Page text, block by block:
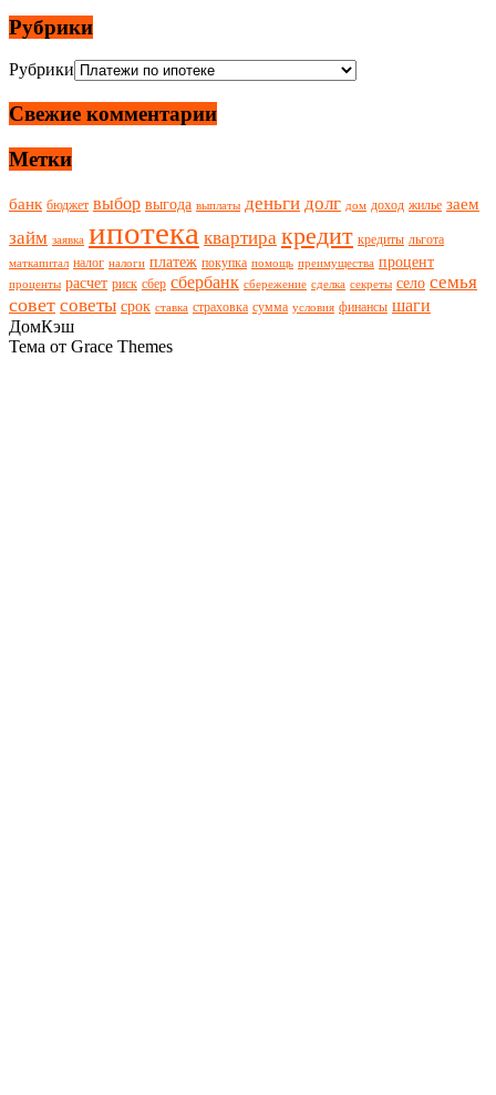
Рубрики
Рубрики
Свежие комментарии
Метки
банк бюджет выбор выгода выплаты деньги долг дом доход жилье заем
займ заявка ипотека квартира кредит кредиты льгота
маткапитал налог налоги платеж покупка помощь преимущества процент
проценты расчет риск сбер сбербанк сбережение сделка секреты село семья
совет советы срок ставка страховка сумма условия финансы шаги
ДомКэш
Тема от Grace Themes